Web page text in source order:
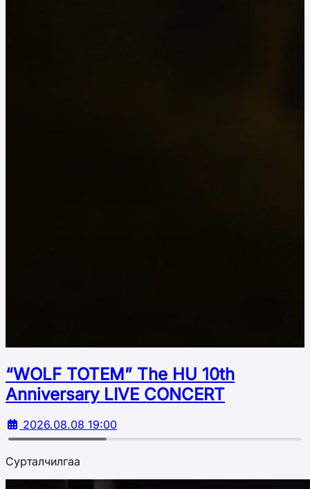
“WOLF TOTEM” The HU 10th
Аnniversary LIVE CONCERT
2026.08.08 19:00
Сурталчилгаа